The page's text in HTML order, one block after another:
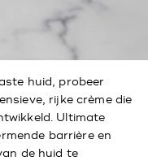
huid, probeer
rijke crème die
Ultimate
barrière en
de huid te